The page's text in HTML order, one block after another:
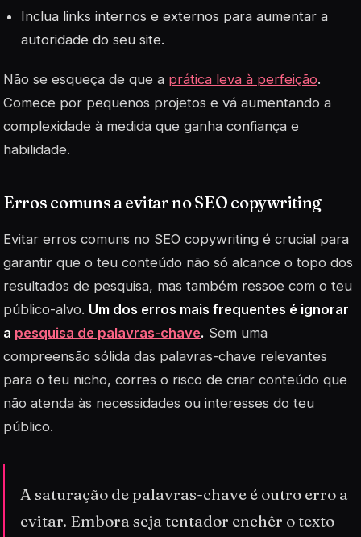
Inclua links internos e externos para aumentar a
autoridade do seu site.
Não se esqueça de que a prática leva à perfeição.
Comece por pequenos projetos e vá aumentando a
complexidade à medida que ganha confiança e
habilidade.
Erros comuns a evitar no SEO copywriting
Evitar erros comuns no SEO copywriting é crucial para
garantir que o teu conteúdo não só alcance o topo dos
resultados de pesquisa, mas também ressoe com o teu
público-alvo. Um dos erros mais frequentes é ignorar
a pesquisa de palavras-chave. Sem uma
compreensão sólida das palavras-chave relevantes
para o teu nicho, corres o risco de criar conteúdo que
não atenda às necessidades ou interesses do teu
público.
A saturação de palavras-chave é outro erro a
evitar. Embora seja tentador enchêr o texto